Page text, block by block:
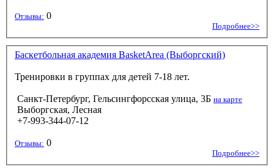
Отзывы: 0
Подробнее>>
Баскетбольная академия BasketArea (Выборгский)
Тренировки в группах для детей 7-18 лет.
Санкт-Петербург, Гельсингфорсская улица, 3Б на карте
Выборгская, Лесная
+7-993-344-07-12
Отзывы: 0
Подробнее>>